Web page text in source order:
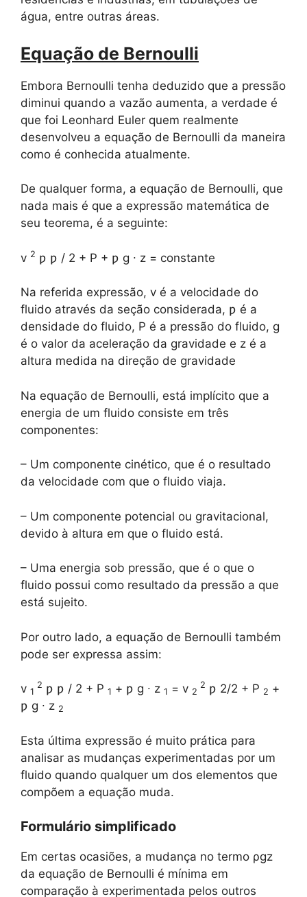
água, entre outras áreas.
Equação de Bernoulli
Embora Bernoulli tenha deduzido que a pressão
diminui quando a vazão aumenta, a verdade é
que foi Leonhard Euler quem realmente
desenvolveu a equação de Bernoulli da maneira
como é conhecida atualmente.
De qualquer forma, a equação de Bernoulli, que
nada mais é que a expressão matemática de
seu teorema, é a seguinte:
v 2 ƿ ƿ / 2 + P + ƿ g ∙ z = constante
Na referida expressão, v é a velocidade do
fluido através da seção considerada, ƿ é a
densidade do fluido, P é a pressão do fluido, g
é o valor da aceleração da gravidade e z é a
altura medida na direção de gravidade
Na equação de Bernoulli, está implícito que a
energia de um fluido consiste em três
componentes:
– Um componente cinético, que é o resultado
da velocidade com que o fluido viaja.
– Um componente potencial ou gravitacional,
devido à altura em que o fluido está.
– Uma energia sob pressão, que é o que o
fluido possui como resultado da pressão a que
está sujeito.
Por outro lado, a equação de Bernoulli também
pode ser expressa assim:
v 1
2 ƿ ƿ / 2 + P 1 + ƿ g ∙ z 1 = v 2
2 ƿ 2/2 + P 2 +
ƿ g ∙ z 2
Esta última expressão é muito prática para
analisar as mudanças experimentadas por um
fluido quando qualquer um dos elementos que
compõem a equação muda.
Formulário simplificado
Em certas ocasiões, a mudança no termo ρgz
da equação de Bernoulli é mínima em
comparação à experimentada pelos outros